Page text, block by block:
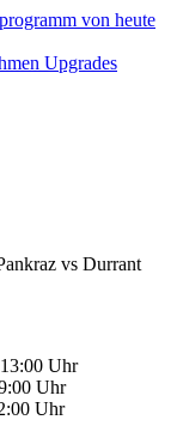
Upgrades
vs Durrant
Uhr
Uhr
Uhr